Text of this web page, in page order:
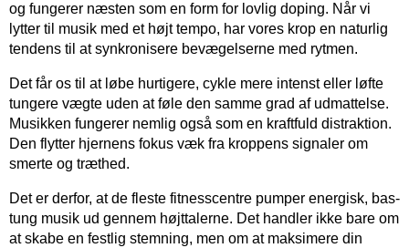
og fungerer næsten som en form for lovlig doping. Når vi
lytter til musik med et højt tempo, har vores krop en naturlig
tendens til at synkronisere bevægelserne med rytmen.
Det får os til at løbe hurtigere, cykle mere intenst eller løfte
tungere vægte uden at føle den samme grad af udmattelse.
Musikken fungerer nemlig også som en kraftfuld distraktion.
Den flytter hjernens fokus væk fra kroppens signaler om
smerte og træthed.
Det er derfor, at de fleste fitnesscentre pumper energisk, bas-
tung musik ud gennem højttalerne. Det handler ikke bare om
at skabe en festlig stemning, men om at maksimere din